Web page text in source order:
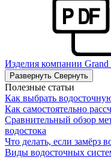
Изделия компании Grand
Развернуть Свернуть
Полезные статьи
Как выбрать
Как самостоятельно
Сравнительный обзор
водостока
Что делать, если замёрз
Виды водосточных